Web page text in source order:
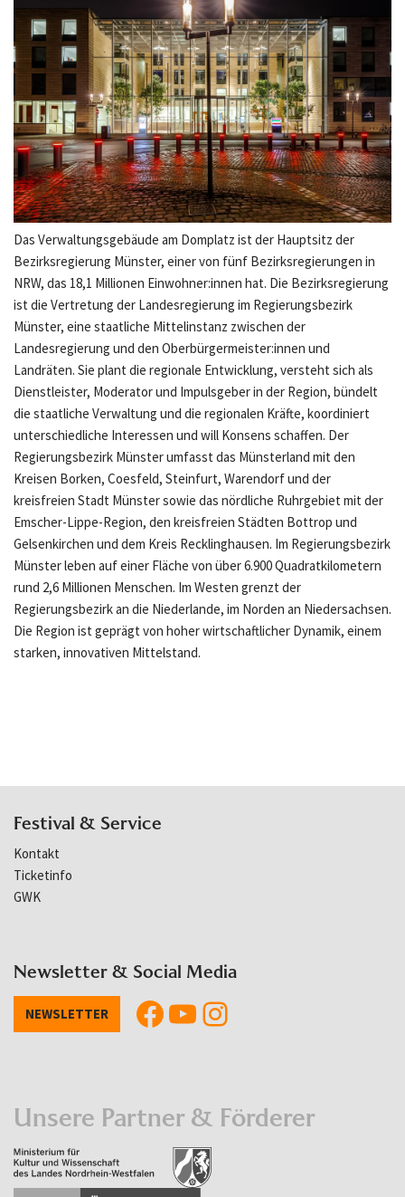
Das Verwaltungsgebäude am Domplatz ist der Hauptsitz der
Bezirksregierung Münster, einer von fünf Bezirksregierungen in
NRW, das 18,1 Millionen Einwohner:innen hat. Die Bezirksregierung
ist die Vertretung der Landesregierung im Regierungsbezirk
Münster, eine staatliche Mittelinstanz zwischen der
Landesregierung und den Oberbürgermeister:innen und
Landräten. Sie plant die regionale Entwicklung, versteht sich als
Dienstleister, Moderator und Impulsgeber in der Region, bündelt
die staatliche Verwaltung und die regionalen Kräfte, koordiniert
unterschiedliche Interessen und will Konsens schaffen. Der
Regierungsbezirk Münster umfasst das Münsterland mit den
Kreisen Borken, Coesfeld, Steinfurt, Warendorf und der
kreisfreien Stadt Münster sowie das nördliche Ruhrgebiet mit der
Emscher-Lippe-Region, den kreisfreien Städten Bottrop und
Gelsenkirchen und dem Kreis Recklinghausen. Im Regierungsbezirk
Münster leben auf einer Fläche von über 6.900 Quadratkilometern
rund 2,6 Millionen Menschen. Im Westen grenzt der
Regierungsbezirk an die Niederlande, im Norden an Niedersachsen.
Die Region ist geprägt von hoher wirtschaftlicher Dynamik, einem
starken, innovativen Mittelstand.
Festival & Service
Kontakt
Ticketinfo
GWK
Newsletter & Social Media
NEWSLETTER
Unsere Partner & Förderer